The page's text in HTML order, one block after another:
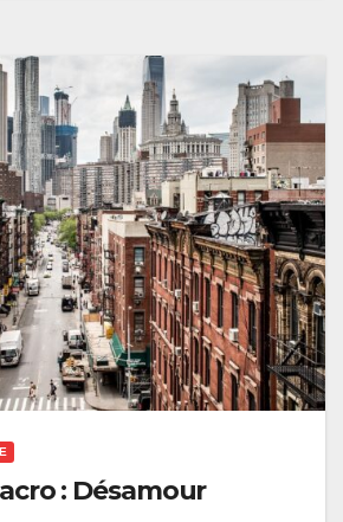
: Désamour